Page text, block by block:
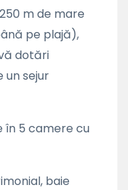
m de mare
pe plajă),
dotări
sejur
în 5 camere cu
baie